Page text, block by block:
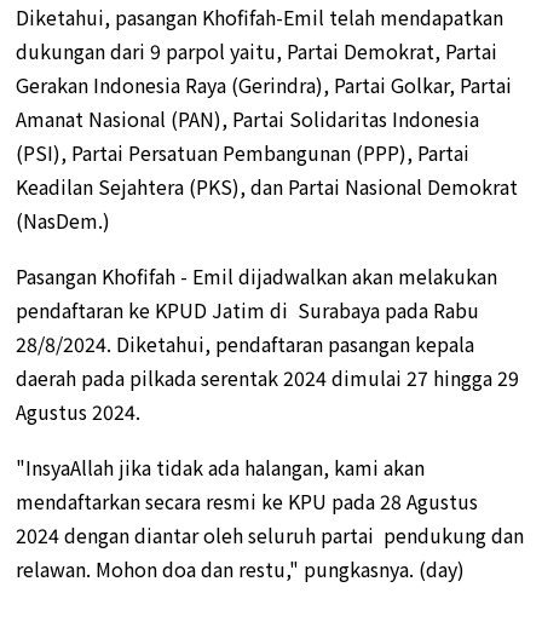
Diketahui, pasangan Khofifah-Emil telah mendapatkan
dukungan dari 9 parpol yaitu, Partai Demokrat, Partai
Gerakan Indonesia Raya (Gerindra), Partai Golkar, Partai
Amanat Nasional (PAN), Partai Solidaritas Indonesia
(PSI), Partai Persatuan Pembangunan (PPP), Partai
Keadilan Sejahtera (PKS), dan Partai Nasional Demokrat
(NasDem.)
Pasangan Khofifah - Emil dijadwalkan akan melakukan
pendaftaran ke KPUD Jatim di Surabaya pada Rabu
28/8/2024. Diketahui, pendaftaran pasangan kepala
daerah pada pilkada serentak 2024 dimulai 27 hingga 29
Agustus 2024.
"InsyaAllah jika tidak ada halangan, kami akan
mendaftarkan secara resmi ke KPU pada 28 Agustus
2024 dengan diantar oleh seluruh partai pendukung dan
relawan. Mohon doa dan restu," pungkasnya. (day)